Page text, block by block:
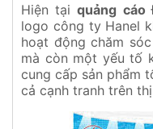
Hiện tạiquảng cáo
logo công ty Hanel
hoạt động chăm
mà còn một yếu tố
cung cấp sản phẩm
cả cạnh tranh trên